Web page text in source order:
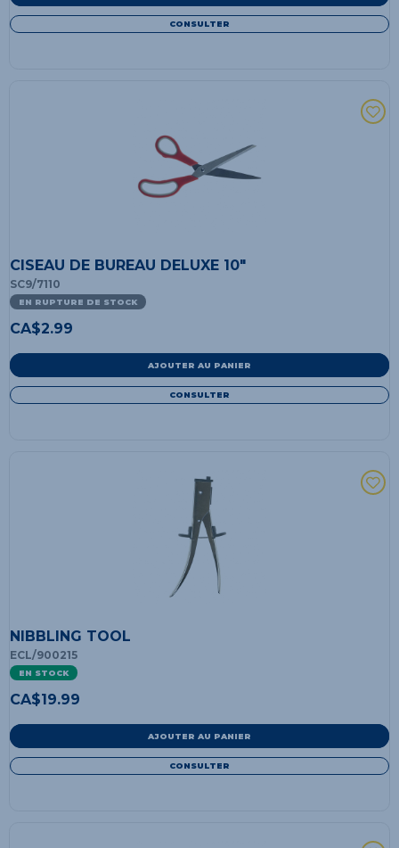
CONSULTER
CISEAU DE BUREAU DELUXE 10"
SC9/7110
EN RUPTURE DE STOCK
CA$2.99
AJOUTER AU PANIER
CONSULTER
NIBBLING TOOL
ECL/900215
EN STOCK
CA$19.99
AJOUTER AU PANIER
CONSULTER